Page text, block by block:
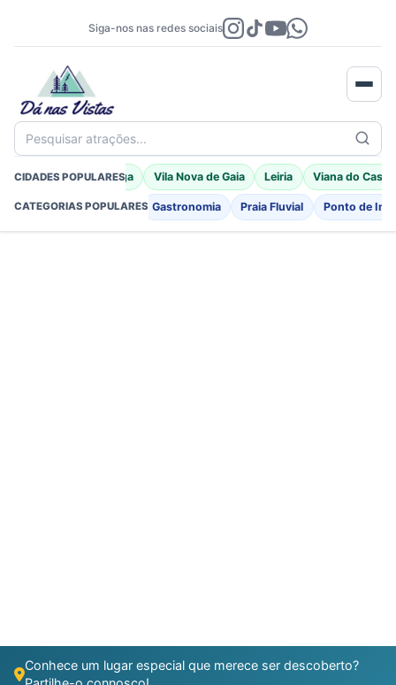
Siga-nos nas redes sociais
Pesquisar atrações...
CIDADES POPULARES
Porto Moniz Braga Vila Nova de Gaia Leiria Viana do
CATEGORIAS POPULARES
Fortificações Igreja Gastronomia Praia Fluvial Ponto de
Conhece um lugar especial que merece ser descoberto?